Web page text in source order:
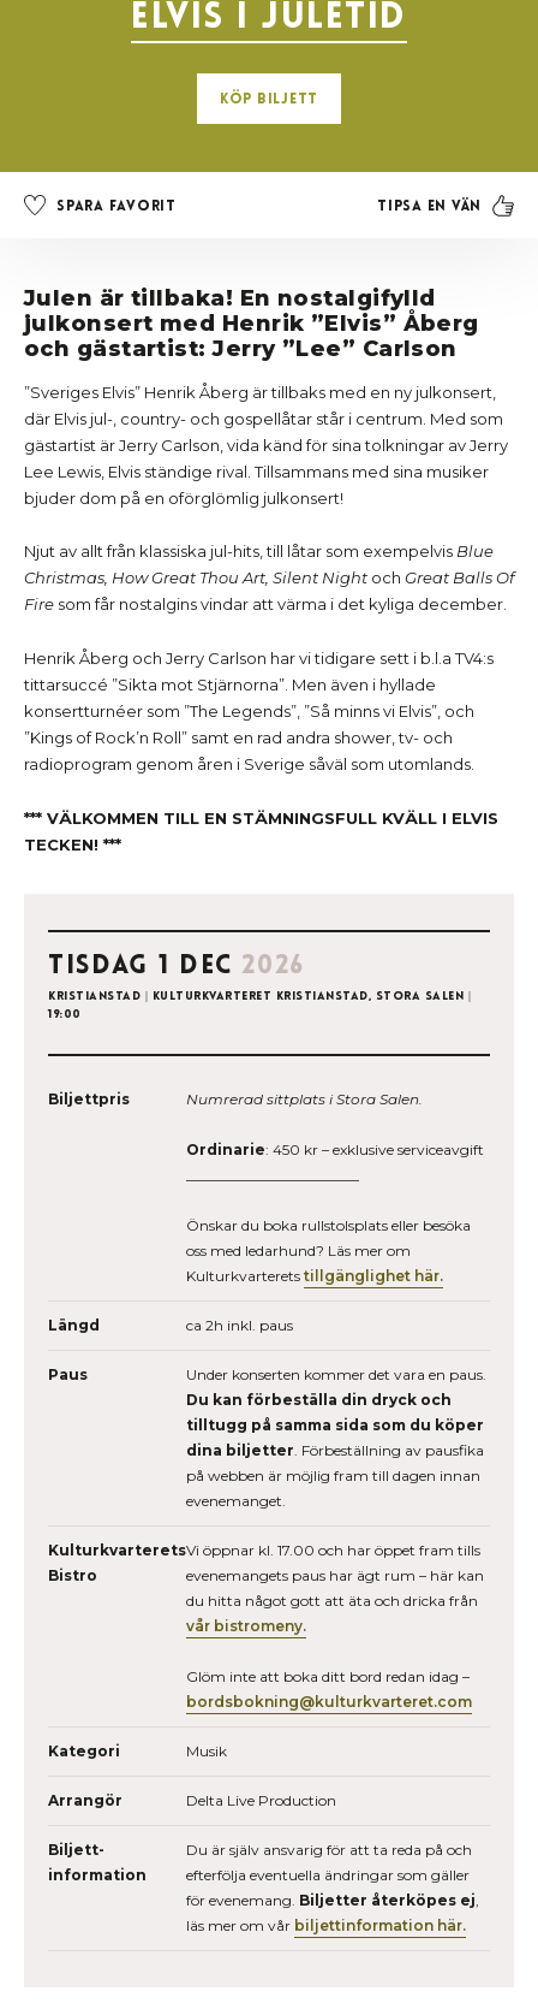
Elvis i juletid
Köp Biljett
Spara favorit Tipsa en vän
Julen är tillbaka! En nostalgifylld
julkonsert med Henrik ”Elvis” Åberg
och gästartist: Jerry ”Lee” Carlson
”Sveriges Elvis” Henrik Åberg är tillbaks med en ny julkonsert,
där Elvis jul-, country- och gospellåtar står i centrum. Med som
gästartist är Jerry Carlson, vida känd för sina tolkningar av Jerry
Lee Lewis, Elvis ständige rival. Tillsammans med sina musiker
bjuder dom på en oförglömlig julkonsert!
Njut av allt från klassiska jul-hits, till låtar som exempelvis Blue
Christmas, How Great Thou Art, Silent Night och Great Balls Of
Fire som får nostalgins vindar att värma i det kyliga december.
Henrik Åberg och Jerry Carlson har vi tidigare sett i b.l.a TV4:s
tittarsuccé ”Sikta mot Stjärnorna”. Men även i hyllade
konsertturnéer som ”The Legends”, ”Så minns vi Elvis”, och
”Kings of Rock’n Roll” samt en rad andra shower, tv- och
radioprogram genom åren i Sverige såväl som utomlands.
*** VÄLKOMMEN TILL EN STÄMNINGSFULL KVÄLL I ELVIS
TECKEN! ***
tisdag 1 dec 2026
Kristianstad | Kulturkvarteret Kristianstad, Stora salen |
19:00
Biljettpris Numrerad sittplats i Stora Salen.
Ordinarie: 450 kr – exklusive serviceavgift
Önskar du boka rullstolsplats eller besöka
oss med ledarhund? Läs mer om
Kulturkvarterets tillgänglighet här.
Längd ca 2h inkl. paus
Paus
Under konserten kommer det vara en paus.
Du kan förbeställa din dryck och
tilltugg på samma sida som du köper
dina biljetter . Förbeställning av pausfika
på webben är möjlig fram till dagen innan
evenemanget.
Kulturkvarterets
Bistro
Vi öppnar kl. 17.00 och har öppet fram tills
evenemangets paus har ägt rum – här kan
du hitta något gott att äta och dricka från
vår bistromeny.
Glöm inte att boka ditt bord redan idag –
bordsbokning@kulturkvarteret.com
Kategori Musik
Arrangör Delta Live Production
Biljett­
information
Du är själv ansvarig för att ta reda på och
efterfölja eventuella ändringar som gäller
för evenemang. Biljetter återköpes ej
läs mer om vår biljettinformation här.